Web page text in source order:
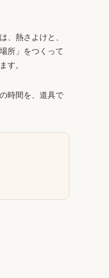
、熱さよけと、
所」をつくって
す。
時間を、道具で